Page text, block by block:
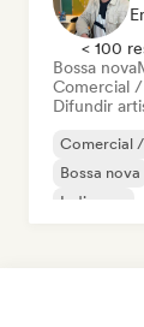
< 100
Bossa nova
Comercial
Difundir
Comercial
Bossa nova
Indie pop